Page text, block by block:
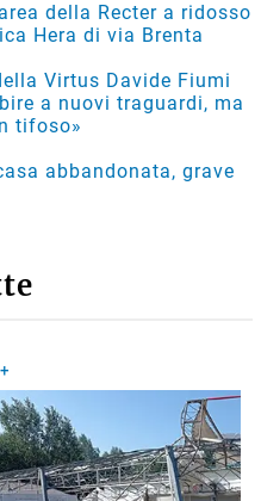
della Recter a ridosso
Hera di via Brenta
Virtus Davide Fiumi
a nuovi traguardi, ma
tifoso»
abbandonata, grave